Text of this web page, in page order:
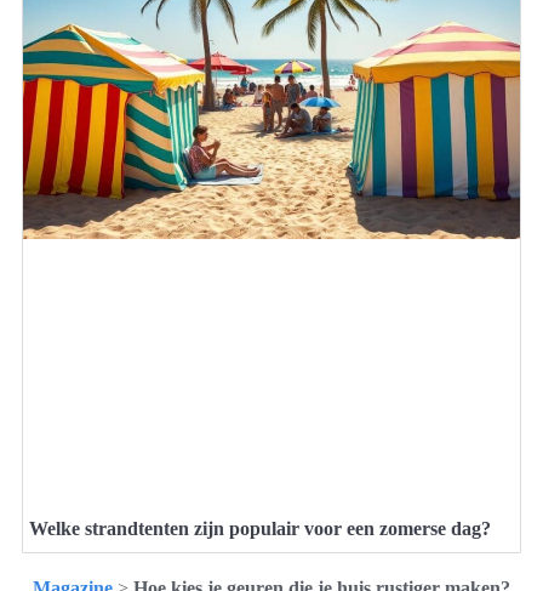
Welke strandtenten zijn populair voor een zomerse dag?